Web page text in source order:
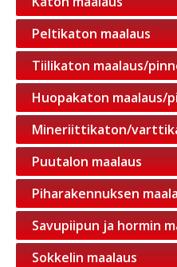
Peltikaton maalaus
Tiilikaton maalaus/
Huopakaton maalaus/
Mineriittikaton/
Puutalon maalaus
Piharakennuksen
Savupiipun ja hormin
Sokkelin maalaus